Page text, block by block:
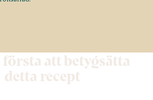
att betygsätta
detta recept